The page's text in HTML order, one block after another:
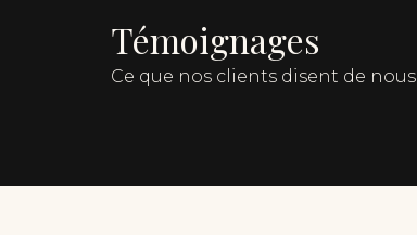
Témoignages
Ce que nos clients disent de nous